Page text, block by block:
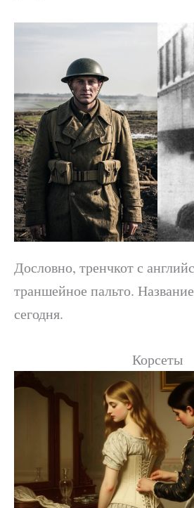
Дословно, тренчкот с
траншейное пальто.
сегодня.
Корсеты